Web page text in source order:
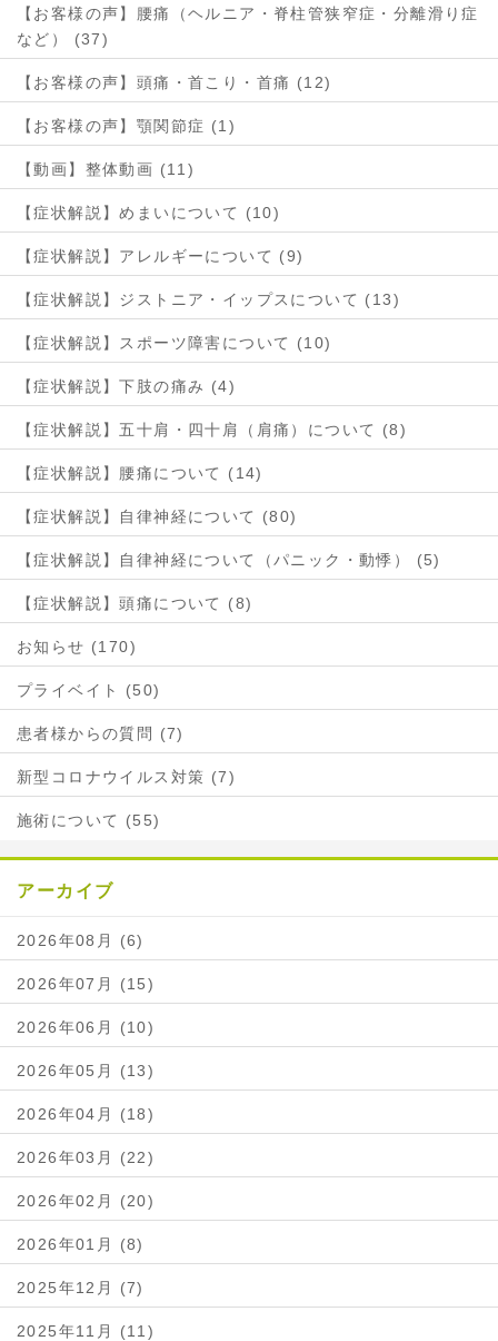
【お客様の声】腰痛（ヘルニア・脊柱管狭窄症・分離滑り症
など） (37)
【お客様の声】頭痛・首こり・首痛 (12)
【お客様の声】顎関節症 (1)
【動画】整体動画 (11)
【症状解説】めまいについて (10)
【症状解説】アレルギーについて (9)
【症状解説】ジストニア・イップスについて (13)
【症状解説】スポーツ障害について (10)
【症状解説】下肢の痛み (4)
【症状解説】五十肩・四十肩（肩痛）について (8)
【症状解説】腰痛について (14)
【症状解説】自律神経について (80)
【症状解説】自律神経について（パニック・動悸） (5)
【症状解説】頭痛について (8)
お知らせ (170)
プライベイト (50)
患者様からの質問 (7)
新型コロナウイルス対策 (7)
施術について (55)
アーカイブ
2026年08月 (6)
2026年07月 (15)
2026年06月 (10)
2026年05月 (13)
2026年04月 (18)
2026年03月 (22)
2026年02月 (20)
2026年01月 (8)
2025年12月 (7)
2025年11月 (11)